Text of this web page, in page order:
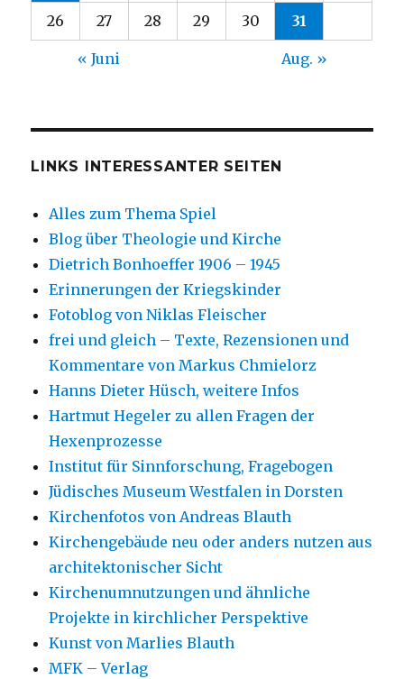
26 27 28 29 30 31
« Juni Aug. »
LINKS INTERESSANTER SEITEN
Alles zum Thema Spiel
Blog über Theologie und Kirche
Dietrich Bonhoeffer 1906 – 1945
Erinnerungen der Kriegskinder
Fotoblog von Niklas Fleischer
frei und gleich – Texte, Rezensionen und
Kommentare von Markus Chmielorz
Hanns Dieter Hüsch, weitere Infos
Hartmut Hegeler zu allen Fragen der
Hexenprozesse
Institut für Sinnforschung, Fragebogen
Jüdisches Museum Westfalen in Dorsten
Kirchenfotos von Andreas Blauth
Kirchengebäude neu oder anders nutzen aus
architektonischer Sicht
Kirchenumnutzungen und ähnliche
Projekte in kirchlicher Perspektive
Kunst von Marlies Blauth
MFK – Verlag